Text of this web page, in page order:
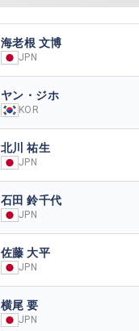
海老根 文博
JPN
ヤン・ジホ
KOR
北川 祐生
JPN
石田 鈴千代
JPN
佐藤 大平
JPN
横尾 要
JPN